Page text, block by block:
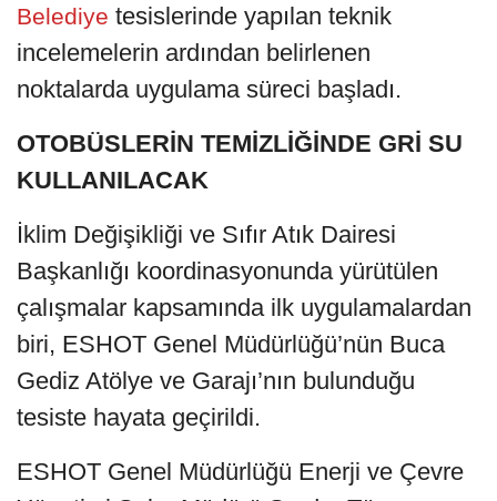
Belediye tesislerinde yapılan teknik
incelemelerin ardından belirlenen
noktalarda uygulama süreci başladı.
OTOBÜSLERİN TEMİZLİĞİNDE GRİ SU
KULLANILACAK
İklim Değişikliği ve Sıfır Atık Dairesi
Başkanlığı koordinasyonunda yürütülen
çalışmalar kapsamında ilk uygulamalardan
biri, ESHOT Genel Müdürlüğü’nün Buca
Gediz Atölye ve Garajı’nın bulunduğu
tesiste hayata geçirildi.
ESHOT Genel Müdürlüğü Enerji ve Çevre